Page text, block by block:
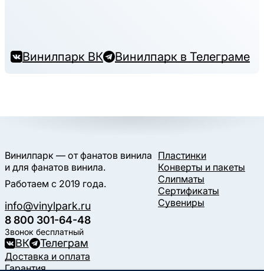
Винилпарк ВК Винилпарк в Телеграме
Винилпарк — от фанатов винила
и для фанатов винила.
Работаем с 2019 года.
info@vinylpark.ru
8 800 301-64-48
Звонок бесплатный
ВК Телеграм
Пластинки
Конверты и пакеты
Слипматы
Сертификаты
Сувениры
Доставка и оплата
Гарантия